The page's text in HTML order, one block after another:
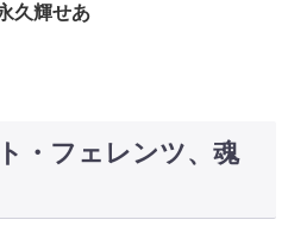
久輝せあ
・フェレンツ、魂